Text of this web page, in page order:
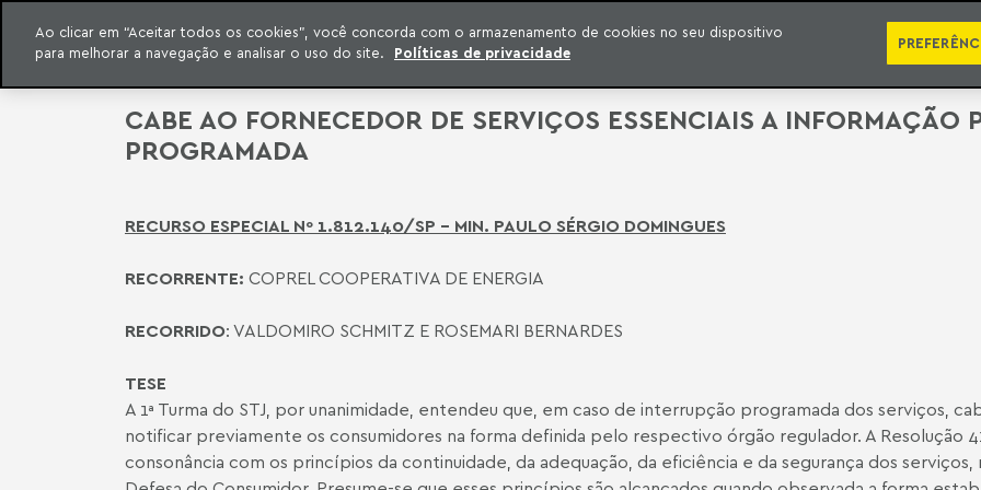
para o conteúdo
Meyer
QUEM SOMOS ÁREAS DE ATUAÇÃO ADVOGADOS PRÊMIOS E RECONHECIMENTOS
CABE AO FORNECEDOR DE SERVIÇOS ESSENCIAIS A INFORMAÇÃO
PROGRAMADA
RECURSO ESPECIAL Nº 1.812.140/SP – MIN. PAULO SÉRGIO DOMINGUES
RECORRENTE: COPREL COOPERATIVA DE ENERGIA
RECORRIDO: VALDOMIRO SCHMITZ E ROSEMARI BERNARDES
TESE
A 1ª Turma do STJ, por unanimidade, entendeu que, em caso de interrupção programada dos serviços,
notificar previamente os consumidores na forma definida pelo respectivo órgão regulador. A
consonância com os princípios da continuidade, da adequação, da eficiência e da segurança dos
Ao clicar em “Aceitar todos os cookies”, você concorda com o armazenamento de cookies no seu dispositivo
para melhorar a navegação e analisar o uso do site.
Políticas de privacidade